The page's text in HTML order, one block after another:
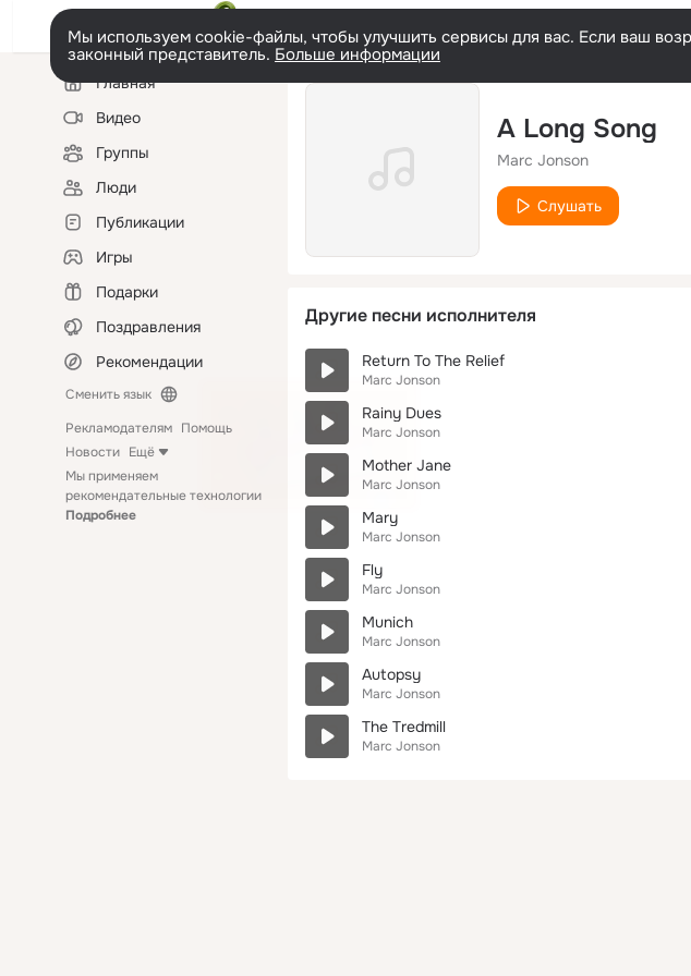
Мы используем cookie-файлы, чтобы улучшить сервисы для вас. Если ваш
законный представитель. Больше информации
Левая
колонкаГлавная
Видео
Группы
Люди
Публикации
Игры
Подарки
Поздравления
Рекомендации
Сменить язык
Рекламодателям Помощь
Новости Ещё
Мы применяем
рекомендательные технологии
Подробнее
A Long Song
Marc Jonson
Слушать
Другие песни исполнителя
Return To The Relief
Marc Jonson
Rainy Dues
Marc Jonson
Mother Jane
Marc Jonson
Mary
Marc Jonson
Fly
Marc Jonson
Munich
Marc Jonson
Autopsy
Marc Jonson
The Tredmill
Marc Jonson